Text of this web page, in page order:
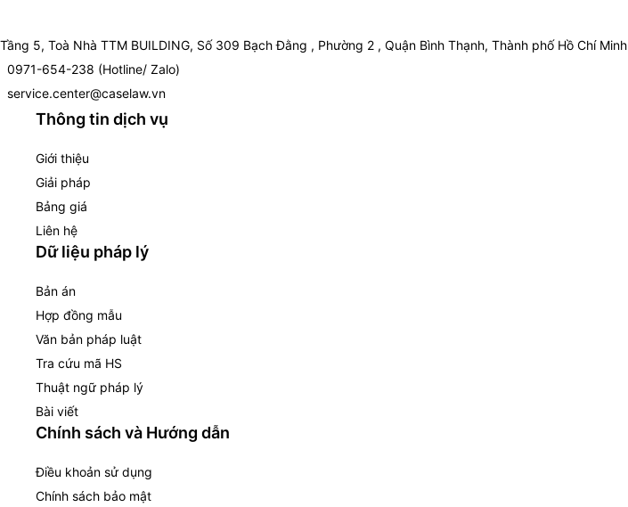
Tầng 5, Toà Nhà TTM BUILDING, Số 309 Bạch Đằng , Phường 2 , Quận Bình Thạnh, Thành phố Hồ Chí Minh
0971-654-238 (Hotline/ Zalo)
service.center@caselaw.vn
Thông tin dịch vụ
Giới thiệu
Giải pháp
Bảng giá
Liên hệ
Dữ liệu pháp lý
Bản án
Hợp đồng mẫu
Văn bản pháp luật
Tra cứu mã HS
Thuật ngữ pháp lý
Bài viết
Chính sách và Hướng dẫn
Điều khoản sử dụng
Chính sách bảo mật